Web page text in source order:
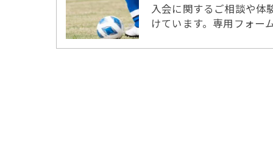
入会に関するご相談や体
けています。専用フォー